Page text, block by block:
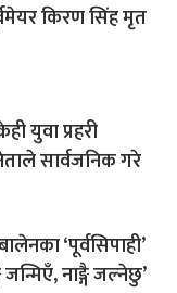
किरण सिंह मृत
युवा प्रहरी
सार्वजनिक गरे
‘पूर्वसिपाही’
जन्मिएँ, नाङ्गै जल्नेछु’